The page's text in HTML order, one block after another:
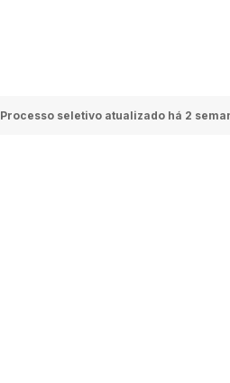
Processo seletivo atualizado há 2